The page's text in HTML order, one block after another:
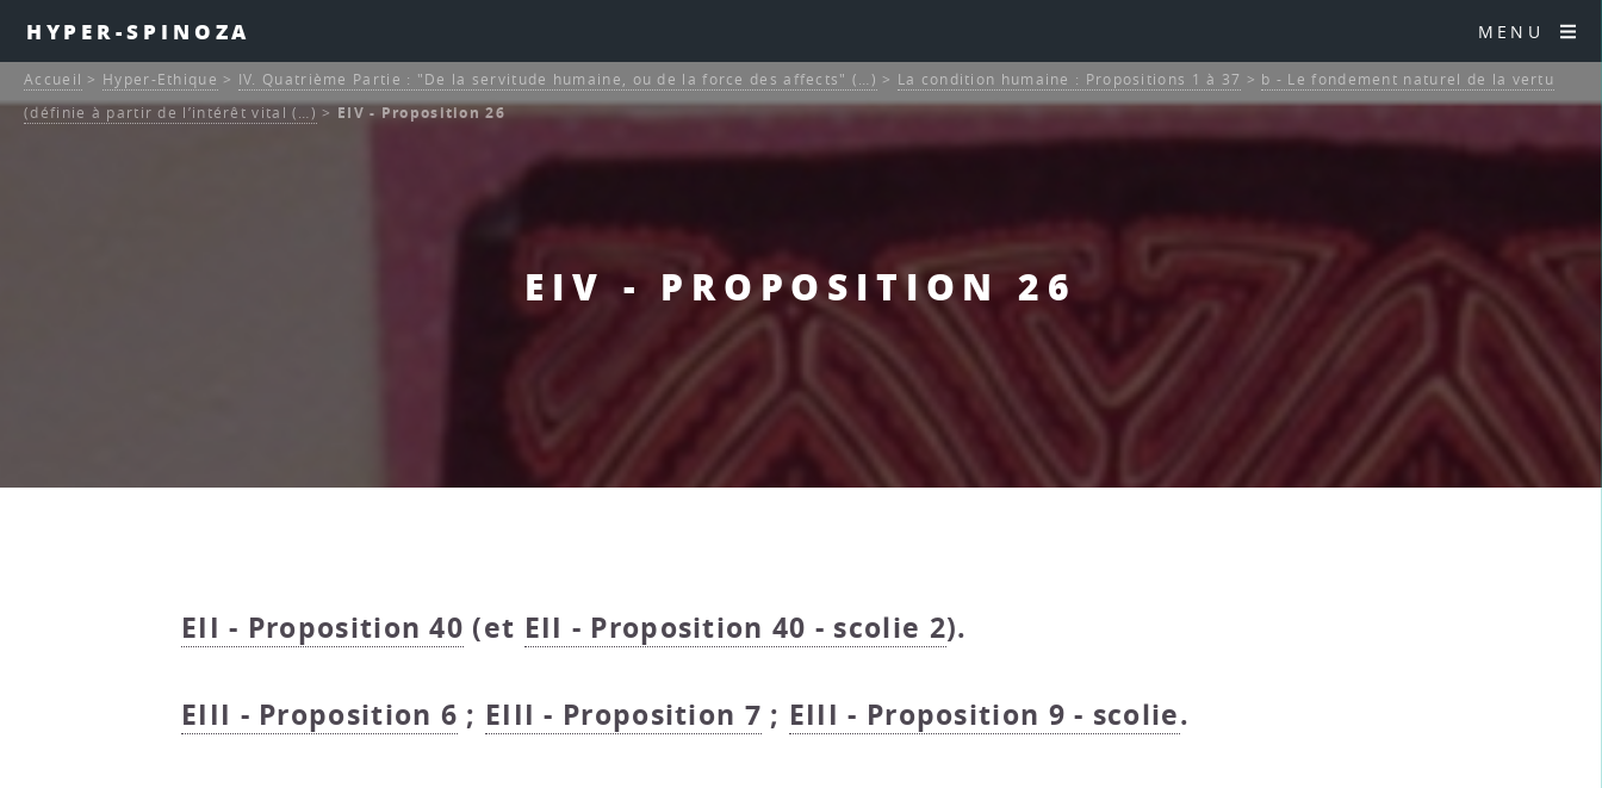
HYPER-SPINOZA MENU
EIV - PROPOSITION 26
Accueil > Hyper-Ethique > IV. Quatrième Partie : "De la servitude humaine, ou de la force des affects" (…) > La condition humaine : Propositions 1 à 37 > b - Le fondement naturel de la vertu
(définie à partir de l’intérêt vital (…) > EIV - Proposition 26
EII - Proposition 40 (et EII - Proposition 40 - scolie 2).
EIII - Proposition 6 ; EIII - Proposition 7 ; EIII - Proposition 9 - scolie.